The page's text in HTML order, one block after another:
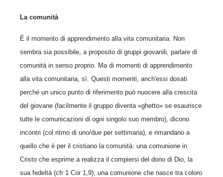
La comunità
È il momento di apprendimento alla vita comunitaria. Non
sembra sia possibile, a proposito di gruppi giovanili, parlare di
comunità in senso proprio. Ma di momenti di apprendimento
alla vita comunitaria, sì. Questi momenti, anch'essi dosati
perché un unico punto di riferimento può nuocere alla crescita
del giovane (facilmente il gruppo diventa «ghetto» se esaurisce
tutte le comunicazioni di ogni singolo suo membro), dicono
incontri (col ritmo di uno/due per settimana), e rimandano a
quello che è per il cristiano la comunità: una comunione in
Cristo che esprime a realizza il compiersi del dono di Dio, la
sua fedeltà (cfr 1 Cor 1,9); una comunione che nasce tra coloro